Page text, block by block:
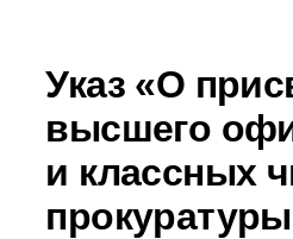
Указ «О
высшего
и классных